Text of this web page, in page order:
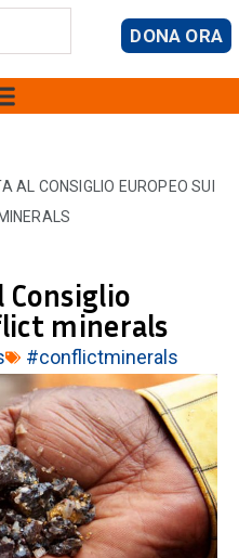
DONA ORA
AL CONSIGLIO EUROPEO SUI
minerals
#conflictminerals